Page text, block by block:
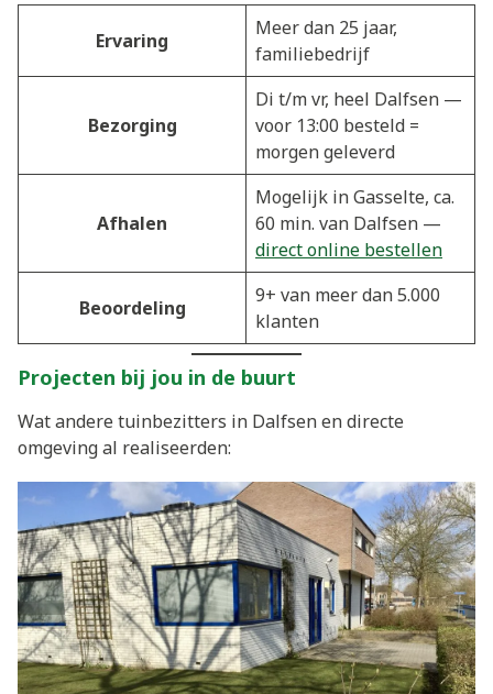
Ervaring
Meer dan 25 jaar,
familiebedrijf
Bezorging
Di t/m vr, heel Dalfsen —
voor 13:00 besteld =
morgen geleverd
Afhalen
Mogelijk in Gasselte, ca.
60 min. van Dalfsen —
direct online bestellen
Beoordeling
9+ van meer dan 5.000
klanten
Projecten bij jou in de buurt
Wat andere tuinbezitters in Dalfsen en directe
omgeving al realiseerden: